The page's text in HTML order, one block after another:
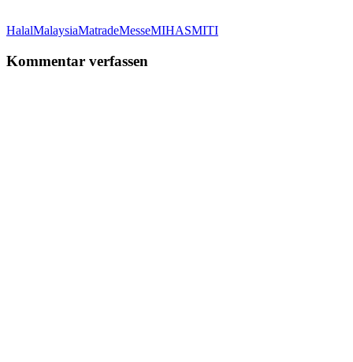
HalalMalaysiaMatradeMesseMIHASMITI
Kommentar verfassen